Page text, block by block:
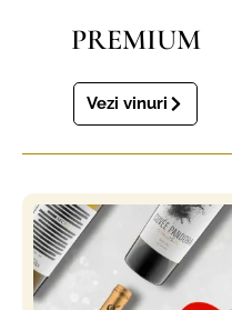
PREMIUM
Vezi vinuri